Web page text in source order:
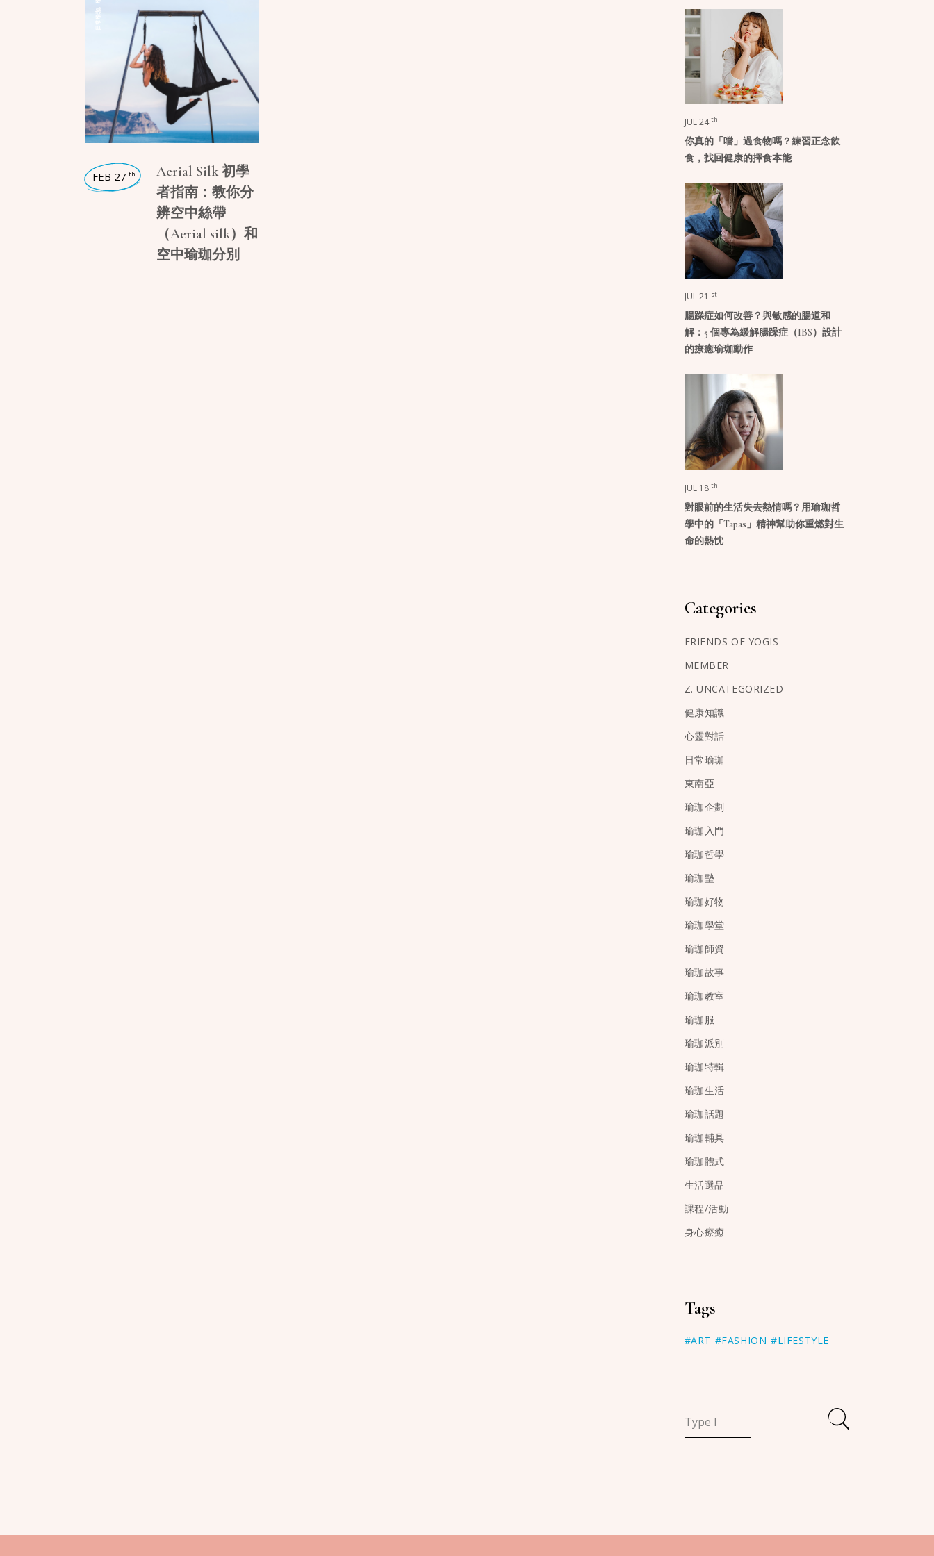
日常瑜珈
FEB 27 th
Aerial Silk 初學
者指南：教你分
辨空中絲帶
（Aerial silk）和
空中瑜珈分別
JUL 24 th
你真的「嚐」過食物嗎？練習正念飲
食，找回健康的擇食本能
JUL 21 st
腸躁症如何改善？與敏感的腸道和
解：5 個專為緩解腸躁症（IBS）設計
的療癒瑜珈動作
JUL 18 th
對眼前的生活失去熱情嗎？用瑜珈哲
學中的「Tapas」精神幫助你重燃對生
命的熱忱
Categories
FRIENDS OF YOGIS
MEMBER
Z. UNCATEGORIZED
健康知識
心靈對話
日常瑜珈
東南亞
瑜珈企劃
瑜珈入門
瑜珈哲學
瑜珈墊
瑜珈好物
瑜珈學堂
瑜珈師資
瑜珈故事
瑜珈教室
瑜珈服
瑜珈派別
瑜珈特輯
瑜珈生活
瑜珈話題
瑜珈輔具
瑜珈體式
生活選品
課程/活動
身心療癒
Tags
#ART #FASHION #LIFESTYLE